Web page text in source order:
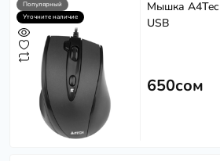
Популярный
Уточните наличие
Мышка
USB
650сом